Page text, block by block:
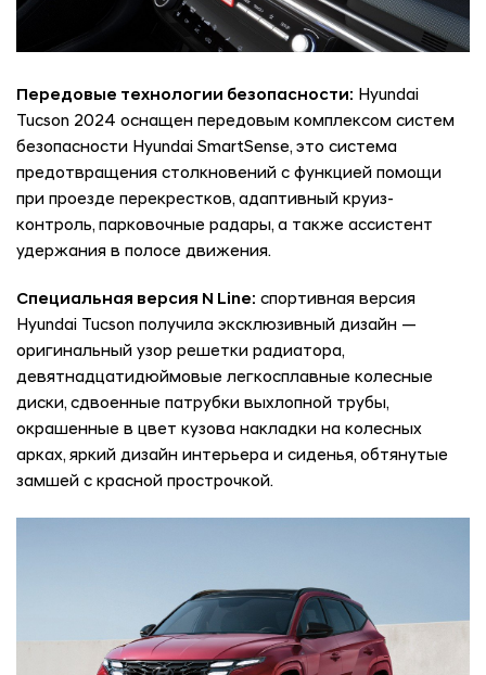
Передовые технологии безопасности: Hyundai
Tucson 2024 оснащен передовым комплексом систем
безопасности Hyundai SmartSense, это система
предотвращения столкновений с функцией помощи
при проезде перекрестков, адаптивный круиз-
контроль, парковочные радары, а также ассистент
удержания в полосе движения.
Специальная версия N Line: спортивная версия
Hyundai Tucson получила эксклюзивный дизайн —
оригинальный узор решетки радиатора,
девятнадцатидюймовые легкосплавные колесные
диски, сдвоенные патрубки выхлопной трубы,
окрашенные в цвет кузова накладки на колесных
арках, яркий дизайн интерьера и сиденья, обтянутые
замшей с красной прострочкой.